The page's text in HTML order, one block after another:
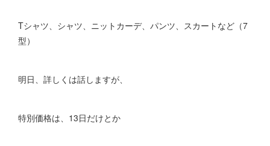
Tシャツ、シャツ、ニットカーデ、パンツ、スカートなど（7
型）
明日、詳しくは話しますが、
特別価格は、13日だけとか